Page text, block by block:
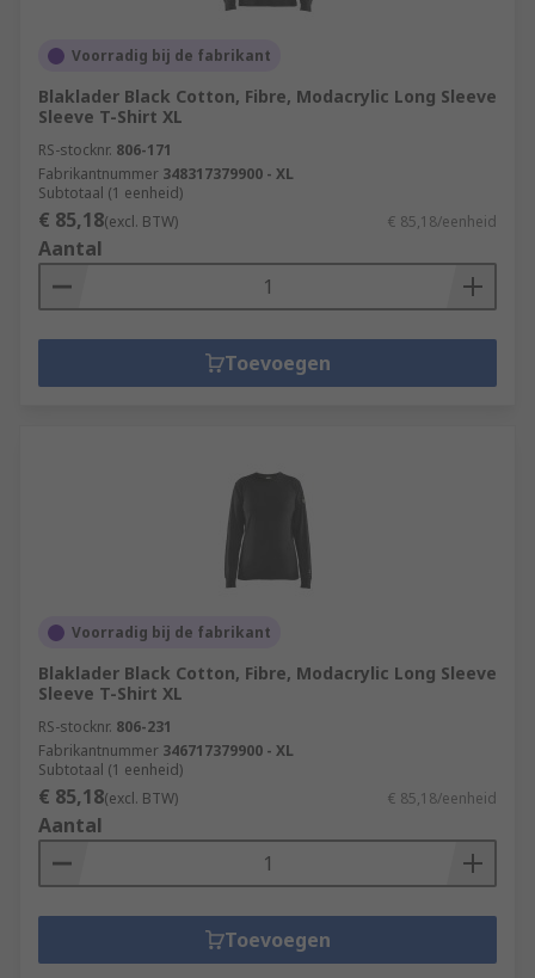
Voorradig bij de fabrikant
Blaklader Black Cotton, Fibre, Modacrylic Long Sleeve
Sleeve T-Shirt XL
RS-stocknr. 806-171
Fabrikantnummer 348317379900 - XL
Subtotaal (1 eenheid)
€ 85,18(excl. BTW) € 85,18/eenheid
Aantal
Toevoegen
Voorradig bij de fabrikant
Blaklader Black Cotton, Fibre, Modacrylic Long Sleeve
Sleeve T-Shirt XL
RS-stocknr. 806-231
Fabrikantnummer 346717379900 - XL
Subtotaal (1 eenheid)
€ 85,18(excl. BTW) € 85,18/eenheid
Aantal
Toevoegen